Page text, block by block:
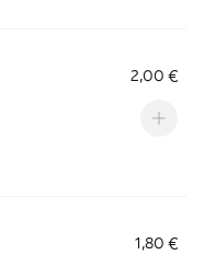
2,00 €
1,80 €